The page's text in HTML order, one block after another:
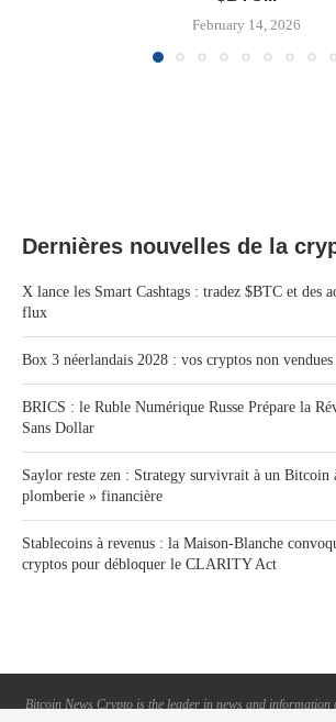
February 14, 2026
Dernières nouvelles de la
X lance les Smart Cashtags : tradez $BTC et des
flux
Box 3 néerlandais 2028 : vos cryptos non
BRICS : le Ruble Numérique Russe Prépare la
Sans Dollar
Saylor reste zen : Strategy survivrait à un Bitcoin
plomberie » financière
Stablecoins à revenus : la Maison-Blanche
cryptos pour débloquer le CLARITY Act
Bitcoin News Crypto is the leader in news and